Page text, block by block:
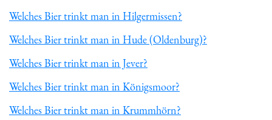
Welches Bier trinkt man in Hilgermissen?
Welches Bier trinkt man in Hude (Oldenburg)?
Welches Bier trinkt man in Jever?
Welches Bier trinkt man in Königsmoor?
Welches Bier trinkt man in Krummhörn?